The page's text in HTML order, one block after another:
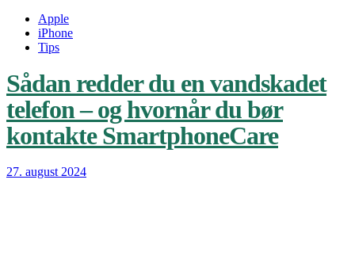
Apple
iPhone
Tips
Sådan redder du en vandskadet
telefon – og hvornår du bør
kontakte SmartphoneCare
27. august 2024